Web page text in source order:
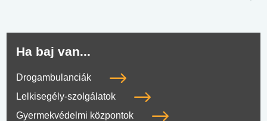
Ha baj van...
Drogambulanciák
Lelkisegély-szolgálatok
Gyermekvédelmi központok